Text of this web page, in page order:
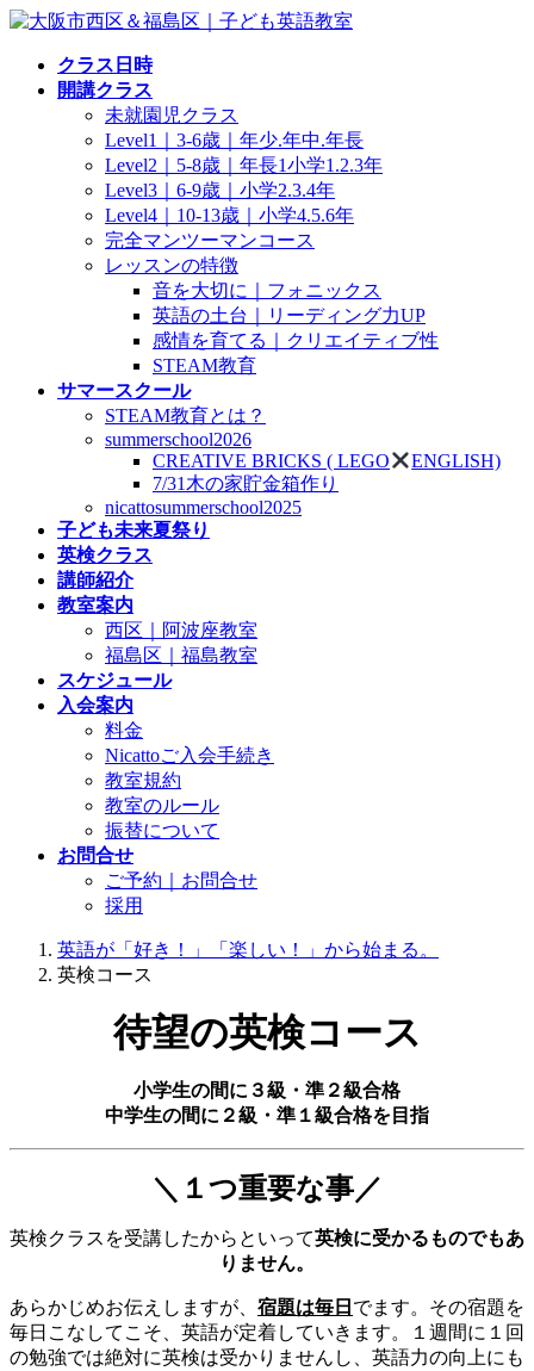
コ
ナ
クラス日時
開講クラス
未就園児クラス
Level1｜3-6歳｜年少.年中.年長
Level2｜5-8歳｜年長1小学1.2.3年
Level3｜6-9歳｜小学2.3.4年
Level4｜10-13歳｜小学4.5.6年
完全マンツーマンコース
レッスンの特徴
音を大切に｜フォニックス
英語の土台｜リーディング力UP
感情を育てる｜クリエイティブ性
STEAM教育
サマースクール
STEAM教育とは？
summerschool2026
CREATIVE BRICKS ( LEGO
ENGLISH)
7/31木の家貯金箱作り
nicattosummerschool2025
子ども未来夏祭り
英検クラス
講師紹介
教室案内
西区｜阿波座教室
福島区｜福島教室
スケジュール
入会案内
料金
Nicattoご入会手続き
教室規約
教室のルール
振替について
お問合せ
ご予約｜お問合せ
採用
英語が「好き！」「楽しい！」から始まる。
英検コース
待望の英検コース
小学生の間に ３級・準２級合格
中学生の間に ２級・準１級合格を目指
＼１つ重要な事／
英検クラスを受講したからといって英検に受かるものでもあ
りません。
あらかじめお伝えしますが、 宿題は毎日 でます。その宿題を
毎日こなしてこそ、英語が定着していきます。１週間に１回
の勉強では絶対に英検は受かりませんし、英語力の向上にも